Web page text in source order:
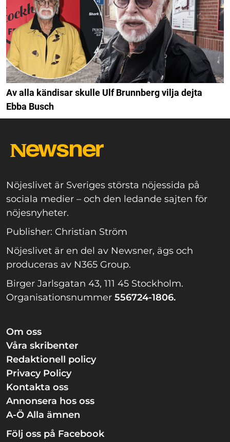
Av alla kändisar skulle Ulf Brunnberg vilja dejta
Ebba Busch
Nöjeslivet är Sveriges största nöjessida på
sociala medier – och den ledande sajten för
nöjesnyheter.
Publisher: Christian Ström
Nöjeslivet är en del av Newsner, ägs och
produceras av N365 Group.
Birger Jarlsgatan 43, 111 45 Stockholm.
Organisationsnummer 556724-1806.
Om oss
Våra skribenter
Redaktionell policy
Privacy Policy
Kontakta oss
Annonsera hos oss
A-Ö Alla ämnen
Följ oss på Facebook